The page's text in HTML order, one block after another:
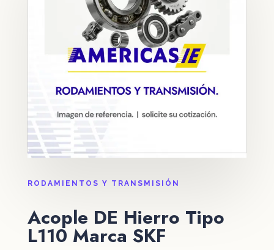
RODAMIENTOS Y TRANSMISIÓN
Acople DE Hierro Tipo
L110 Marca SKF